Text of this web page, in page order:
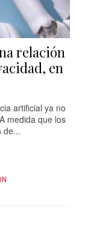
relación
en
artificial ya no
medida que los
de...